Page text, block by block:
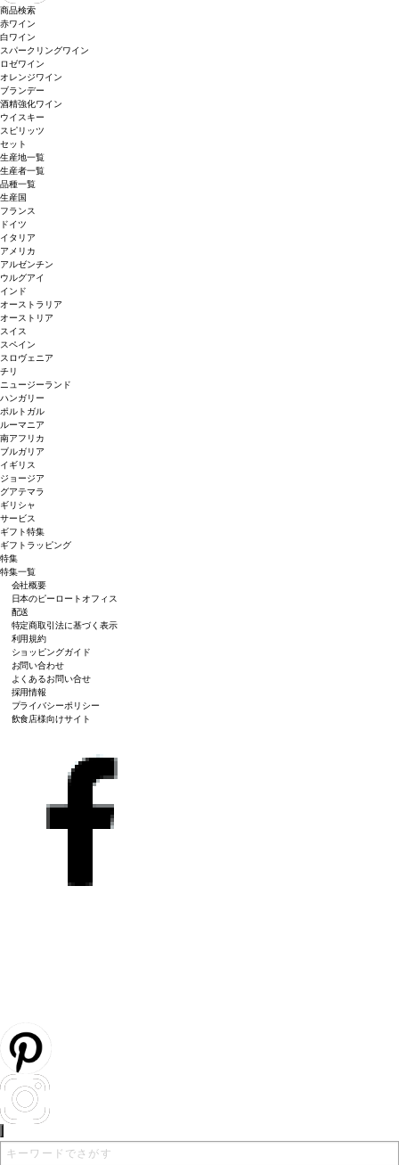
商品検索
赤ワイン
白ワイン
スパークリングワイン
ロゼワイン
オレンジワイン
ブランデー
酒精強化ワイン
ウイスキー
スピリッツ
セット
生産地一覧
生産者一覧
品種一覧
生産国
フランス
ドイツ
イタリア
アメリカ
アルゼンチン
ウルグアイ
インド
オーストラリア
オーストリア
スイス
スペイン
スロヴェニア
チリ
ニュージーランド
ハンガリー
ポルトガル
ルーマニア
南アフリカ
ブルガリア
イギリス
ジョージア
グアテマラ
ギリシャ
サービス
ギフト特集
ギフトラッピング
特集
特集一覧
会社概要
日本のピーロートオフィス
配送
特定商取引法に基づく表示
利用規約
ショッピングガイド
お問い合わせ
よくあるお問い合せ
採用情報
プライバシーポリシー
飲食店様向けサイト